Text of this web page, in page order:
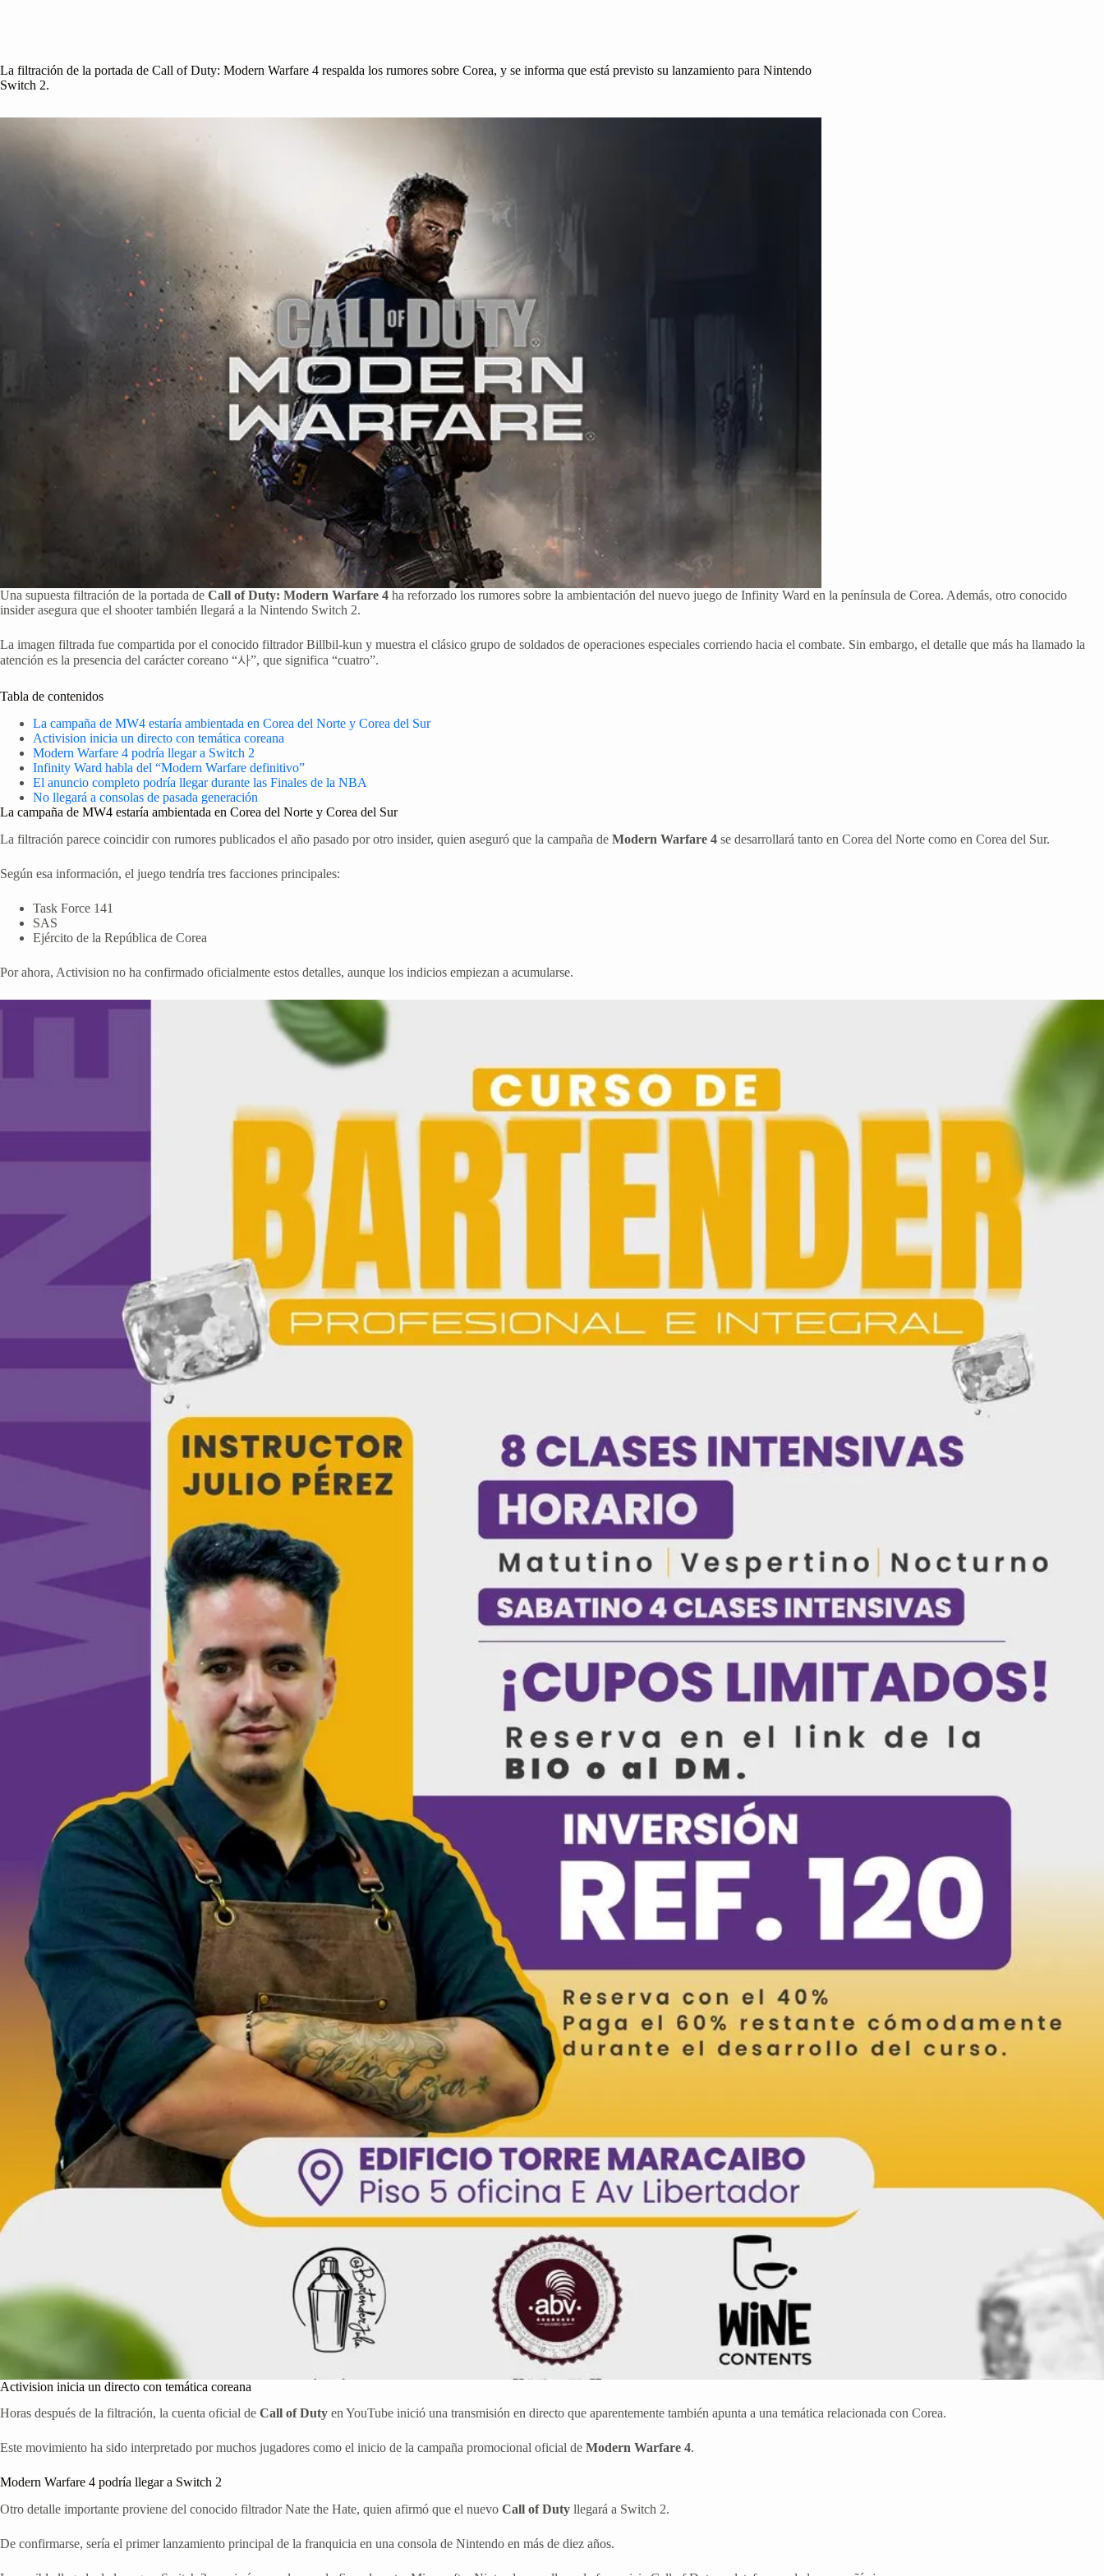
La filtración de la portada de Call of Duty: Modern Warfare 4 respalda los rumores sobre Corea, y se informa que está previsto su lanzamiento para Nintendo
Switch 2.
Una supuesta filtración de la portada de Call of Duty: Modern Warfare 4 ha reforzado los rumores sobre la ambientación del nuevo juego de Infinity Ward en la península de Corea. Además, otro conocido
insider asegura que el shooter también llegará a la Nintendo Switch 2.
La imagen filtrada fue compartida por el conocido filtrador Billbil-kun y muestra el clásico grupo de soldados de operaciones especiales corriendo hacia el combate. Sin embargo, el detalle que más ha llamado la
atención es la presencia del carácter coreano “사”, que significa “cuatro”.
Tabla de contenidos
La campaña de MW4 estaría ambientada en Corea del Norte y Corea del Sur
Activision inicia un directo con temática coreana
Modern Warfare 4 podría llegar a Switch 2
Infinity Ward habla del “Modern Warfare definitivo”
El anuncio completo podría llegar durante las Finales de la NBA
No llegará a consolas de pasada generación
La campaña de MW4 estaría ambientada en Corea del Norte y Corea del Sur
La filtración parece coincidir con rumores publicados el año pasado por otro insider, quien aseguró que la campaña de Modern Warfare 4 se desarrollará tanto en Corea del Norte como en Corea del Sur.
Según esa información, el juego tendría tres facciones principales:
Task Force 141
SAS
Ejército de la República de Corea
Por ahora, Activision no ha confirmado oficialmente estos detalles, aunque los indicios empiezan a acumularse.
Activision inicia un directo con temática coreana
Horas después de la filtración, la cuenta oficial de Call of Duty en YouTube inició una transmisión en directo que aparentemente también apunta a una temática relacionada con Corea.
Este movimiento ha sido interpretado por muchos jugadores como el inicio de la campaña promocional oficial de Modern Warfare 4.
Modern Warfare 4 podría llegar a Switch 2
Otro detalle importante proviene del conocido filtrador Nate the Hate, quien afirmó que el nuevo Call of Duty llegará a Switch 2.
De confirmarse, sería el primer lanzamiento principal de la franquicia en una consola de Nintendo en más de diez años.